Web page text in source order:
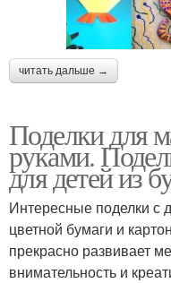
читать дальше →
Поделки для
руками.
для детей из
Интересные поделки с
цветной бумаги и
прекрасно развивает
внимательность и